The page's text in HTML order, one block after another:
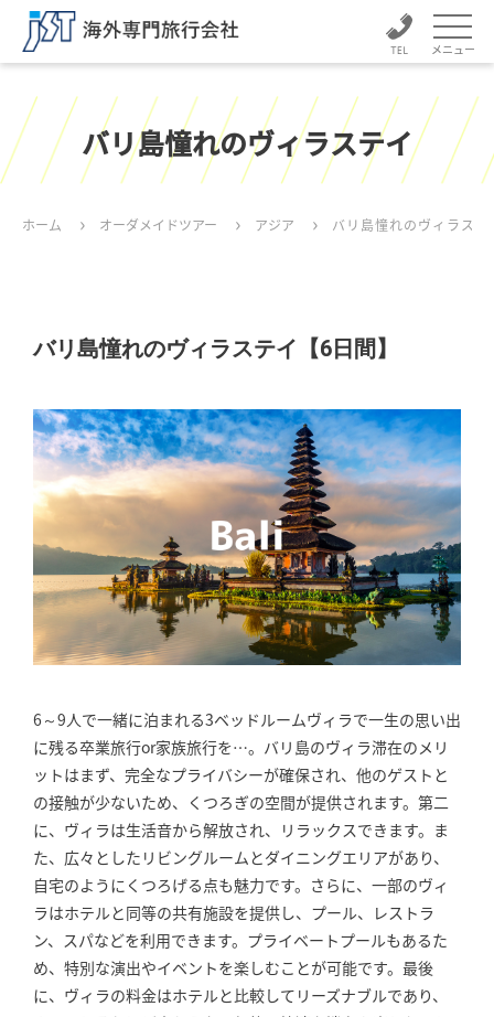
メニュー
バリ島憧れのヴィラステイ
ホーム オーダメイドツアー アジア バリ島憧れのヴィラステ
バリ島憧れのヴィラステイ【6日間】
6～9人で一緒に泊まれる3ベッドルームヴィラで一生の思い出
に残る卒業旅行or家族旅行を…。バリ島のヴィラ滞在のメリ
ットはまず、完全なプライバシーが確保され、他のゲストと
の接触が少ないため、くつろぎの空間が提供されます。第二
に、ヴィラは生活音から解放され、リラックスできます。ま
た、広々としたリビングルームとダイニングエリアがあり、
自宅のようにくつろげる点も魅力です。さらに、一部のヴィ
ラはホテルと同等の共有施設を提供し、プール、レストラ
ン、スパなどを利用できます。プライベートプールもあるた
め、特別な演出やイベントを楽しむことが可能です。最後
に、ヴィラの料金はホテルと比較してリーズナブルであり、